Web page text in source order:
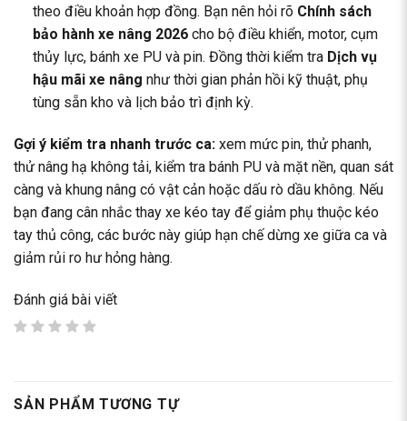
theo điều khoản hợp đồng. Bạn nên hỏi rõ Chính sách
bảo hành xe nâng 2026cho bộ điều khiển, motor, cụm
thủy lực, bánh xe PU và pin. Đồng thời kiểm tra Dịch vụ
hậu mãi xe nâng như thời gian phản hồi kỹ thuật, phụ
tùng sẵn kho và lịch bảo trì định kỳ.
Gợi ý kiểm tra nhanh trước ca: xem mức pin, thử phanh,
thử nâng hạ không tải, kiểm tra bánh PU và mặt nền, quan sát
càng và khung nâng có vật cản hoặc dấu rò dầu không. Nếu
bạn đang cân nhắc thay xe kéo tay đểgiảm phụ thuộc kéo
tay thủ công, các bước này giúp hạn chế dừng xe giữa ca và
giảm rủi ro hư hỏng hàng.
Đánh giá bài viết
SẢN PHẨM TƯƠNG TỰ